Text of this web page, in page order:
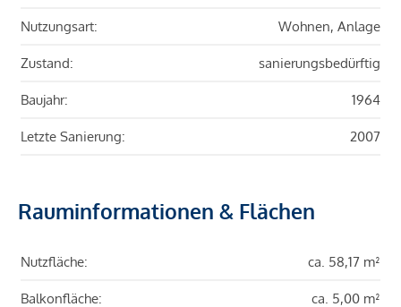
Nutzungsart: Wohnen, Anlage
Zustand: sanierungsbedürftig
Baujahr: 1964
Letzte Sanierung: 2007
Rauminformationen & Flächen
Nutzfläche: ca. 58,17 m²
Balkonfläche: ca. 5,00 m²